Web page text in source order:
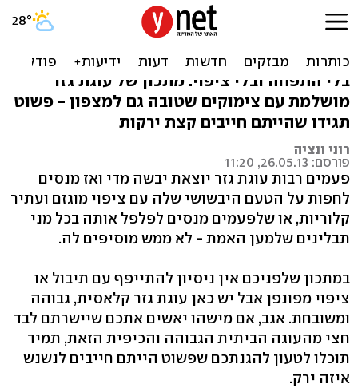
עוגת גזר? יש לנו! (ועוד של
בלי התפחה ובלי ציפוי: מתכון של עוגת גזר
מושלמת עם צימוקים שטובה גם למצפון - פשוט
תגידו שהייתם חייבים קצת ירקות
רוני ונציה
פורסם: 26.05.13, 11:20
פעמים רבות עוגת גזר יוצאת יבשה מדי ואז מנסים
לחפות על הטעם היבשושי שלה עם ציפוי מוגזם ועתיר
קלוריות, או שלפעמים מנסים לפלפל אותה בכל מני
תבלינים שלמען האמת - לא ממש מוסיפים לה.
במתכון שלפניכם אין ניסיון להתייפף עם תיבול או
ציפוי מפונפן אבל יש כאן עוגת גזר קלאסית, גבוהה
ומשובחת. אגב, אם מישהו יאשים אתכם שיישרתם לבד
חצי מהעוגה הביתית הגבוהה והכיפית הזאת, תמיד
תוכלו לטעון להגנתכם שפשוט הייתם חייבים לנשנש
איזה ירק.